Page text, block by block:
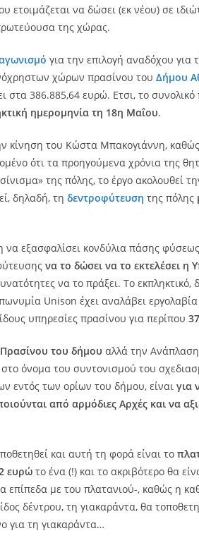
να δώσει (εκ νέου) σε
της χώρας.
για την επιλογή αναδόχου για
χώρων πρασίνου του Δήμου
στα 386.885,64 ευρώ. Ετσι, το
ημερομηνία τη 18η Μαΐου.
κίνηση του Κώστα Μπακογιάννη,
ότι τα προηγούμενα χρόνια της
της πόλης, το έργο ακολουθεί
δηλαδή, τη δεντροφύτευση της πόλης
εξασφαλίσει κονδύλια πάσης
να το δώσει να το εκτελέσει η
να το πράξει. Το εκπληκτικό,
Unison έχει αναλάβει
υπηρεσίες πρασίνου για περίπου
του δήμου αλλά την
όνομα του συντονισμού του
εντός των ορίων του δήμου, είναι για
από αρμόδιες Αρχές και να
και αυτή τη φορά είναι το
ευρώ το ένα (!) και το ακριβότερο θα
επίπεδα με του πλατανιού-, καθώς η
δέντρου, τη γιακαράντα, θα
για τη γιακαράντα…